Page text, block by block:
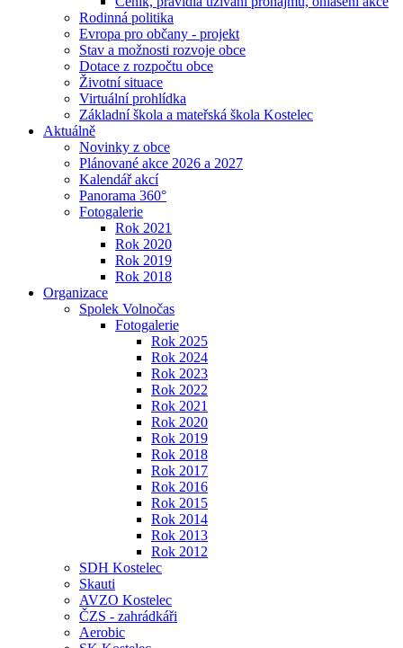
Rodinná politika
Evropa pro občany - projekt
Stav a možnosti rozvoje obce
Dotace z rozpočtu obce
Životní situace
Virtuální prohlídka
Základní škola a mateřská škola Kostelec
Aktuálně
Novinky z obce
Plánované akce 2026 a 2027
Kalendář akcí
Panorama 360°
Fotogalerie
Rok 2021
Rok 2020
Rok 2019
Rok 2018
Organizace
Spolek Volnočas
Fotogalerie
Rok 2025
Rok 2024
Rok 2023
Rok 2022
Rok 2021
Rok 2020
Rok 2019
Rok 2018
Rok 2017
Rok 2016
Rok 2015
Rok 2014
Rok 2013
Rok 2012
SDH Kostelec
Skauti
AVZO Kostelec
ČZS - zahrádkáři
Aerobic